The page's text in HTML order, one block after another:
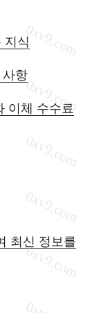
지식
사항
이체 수수료
최신 정보를